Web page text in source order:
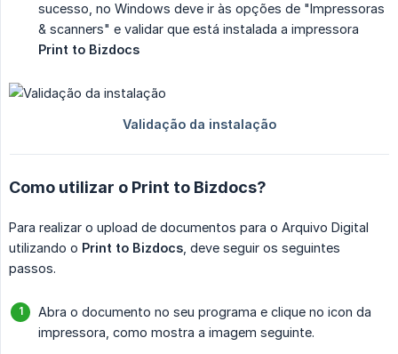
sucesso, no Windows deve ir às opções de "Impressoras
& scanners" e validar que está instalada a impressora
Print to Bizdocs
Como utilizar o Print to Bizdocs?
Para realizar o upload de documentos para o Arquivo Digital
utilizando o Print to Bizdocs , deve seguir os seguintes
passos.
Abra o documento no seu programa e clique no icon da
impressora, como mostra a imagem seguinte.